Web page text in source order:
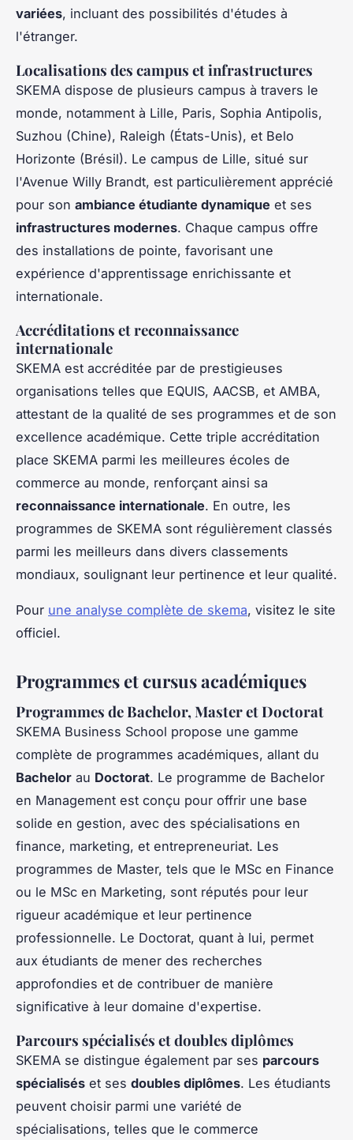
variées, incluant des possibilités d'études à
l'étranger.
Localisations des campus et infrastructures
SKEMA dispose de plusieurs campus à travers le
monde, notamment à Lille, Paris, Sophia Antipolis,
Suzhou (Chine), Raleigh (États-Unis), et Belo
Horizonte (Brésil). Le campus de Lille, situé sur
l'Avenue Willy Brandt, est particulièrement apprécié
pour son ambiance étudiante dynamique et ses
infrastructures modernes. Chaque campus offre
des installations de pointe, favorisant une
expérience d'apprentissage enrichissante et
internationale.
Accréditations et reconnaissance
internationale
SKEMA est accréditée par de prestigieuses
organisations telles que EQUIS, AACSB, et AMBA,
attestant de la qualité de ses programmes et de son
excellence académique. Cette triple accréditation
place SKEMA parmi les meilleures écoles de
commerce au monde, renforçant ainsi sa
reconnaissance internationale. En outre, les
programmes de SKEMA sont régulièrement classés
parmi les meilleurs dans divers classements
mondiaux, soulignant leur pertinence et leur qualité.
Pour une analyse complète de skema, visitez le site
officiel.
Programmes et cursus académiques
Programmes de Bachelor, Master et Doctorat
SKEMA Business School propose une gamme
complète de programmes académiques, allant du
Bachelor au Doctorat. Le programme de Bachelor
en Management est conçu pour offrir une base
solide en gestion, avec des spécialisations en
finance, marketing, et entrepreneuriat. Les
programmes de Master, tels que le MSc en Finance
ou le MSc en Marketing, sont réputés pour leur
rigueur académique et leur pertinence
professionnelle. Le Doctorat, quant à lui, permet
aux étudiants de mener des recherches
approfondies et de contribuer de manière
significative à leur domaine d'expertise.
Parcours spécialisés et doubles diplômes
SKEMA se distingue également par ses parcours
spécialisés et ses doubles diplômes. Les étudiants
peuvent choisir parmi une variété de
spécialisations, telles que le commerce